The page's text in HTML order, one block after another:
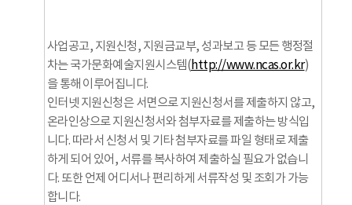
사업공고, 지원신청, 지원금교부, 성과보고 등 모든 행정절
차는 국가문화예술지원시스템( http://www.ncas.or.kr)
을 통해 이루어집니다.
인터넷 지원신청은 서면으로 지원신청서를 제출하지 않고,
온라인상으로 지원신청서와 첨부자료를 제출하는 방식입
니다. 따라서 신청서 및 기타 첨부자료를 파일 형태로 제출
하게 되어 있어, 서류를 복사하여 제출하실 필요가 없습니
다. 또한 언제 어디서나 편리하게 서류작성 및 조회가 가능
합니다.